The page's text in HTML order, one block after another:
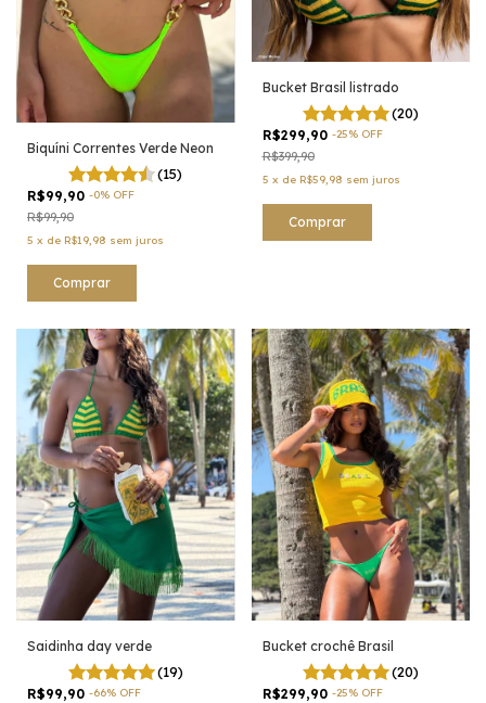
Biquíni Correntes Verde Neon
(15)
R$99,90 -0% OFF
R$99,90
5 x de R$19,98 sem juros
Comprar
Bucket Brasil listrado
(20)
R$299,90 -25% OFF
R$399,90
5 x de R$59,98 sem juros
Saidinha day verde
(19)
R$99,90 -66% OFF
Bucket crochê Brasil
(20)
R$299,90 -25% OFF